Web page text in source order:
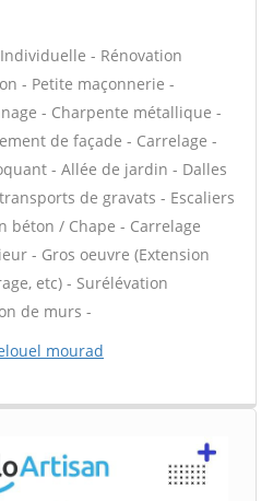
- Rénovation
- Petite maçonnerie -
- Charpente métallique -
de façade - Carrelage -
- Allée de jardin - Dalles
de gravats - Escaliers
béton / Chape - Carrelage
- Gros oeuvre (Extension
etc) - Surélévation
de murs -
mourad